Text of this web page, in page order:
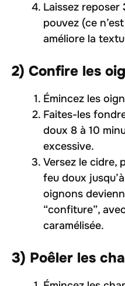
Laissez reposer
pouvez (ce
améliore la
2) Confire les
Émincez les
Faites-les
doux 8 à 10
excessive.
Versez le cidre,
feu doux jusqu’à
oignons
“confiture”,
caramélisée.
3) Poêler les